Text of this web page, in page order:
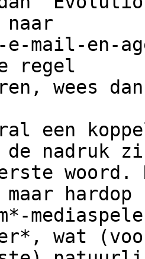
naar
mail-en-
regel
wees
een
nadruk
hardop
wat